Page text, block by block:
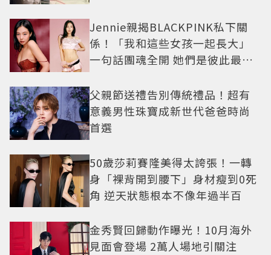
Jennie親揭BLACKPINK私下關
係！「我和這些女孩一起長大」
一句話團魂全開 她們是彼此最強
父親節送禮告別傳統禮品！超有
意義男性珠寶成新世代爸爸時尚
首選
50歲莎莉賽隆美得太誇張！一轉
身「裸背開到腰下」身材瘦到0死
角 逆天狀態根本不像年過半百
金秀賢回歸動作曝光！10月海外
見面會登場 2萬人場地引關注